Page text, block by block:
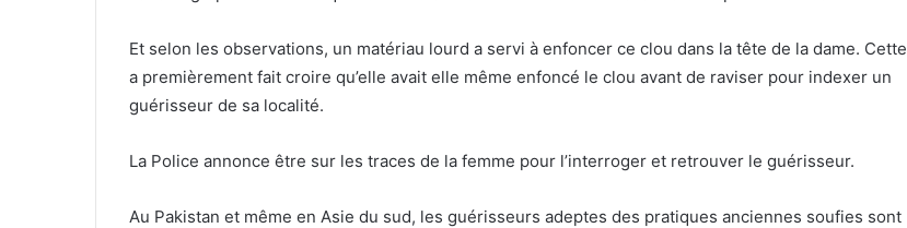
Et selon les observations, un matériau lourd a servi à enfoncer ce clou dans la tête de la dame. Cette
a premièrement fait croire qu’elle avait elle même enfoncé le clou avant de raviser pour indexer un
guérisseur de sa localité.
La Police annonce être sur les traces de la femme pour l’interroger et retrouver le guérisseur.
Au Pakistan et même en Asie du sud, les guérisseurs adeptes des pratiques anciennes soufies sont